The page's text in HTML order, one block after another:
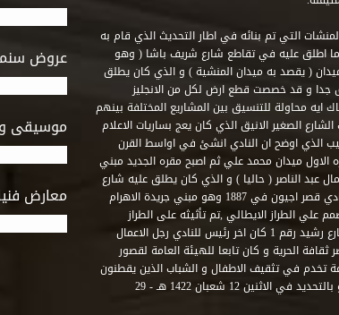
عروض
موسيقى
معارض
التي تم بنائه في اطار التحديث الذي قام به
اطلق عليه في تقاطع شارع شريف باشا ( وهو
( يقصد به ميدان المنشية ) و الذي كان يطلق
جدا و قد خصصت قطع ارض لكل من الانجليز
ايه محاولة للتنسيق بين المشاريع المختلفة بينهم
الصغير الانيق الذي كان يعج بساريات الاعلام
الذي اوضح ان النادي انشئ في اواسط القرن
في 15 فبراير 1888 م و كان مقره الاول ميدان محمد علي ثم اصبح مقره الجديد مبني
الناصر ( حاليا ) و الذي كان يطلق عليه شارع
رشيد – فؤاد الاول – ثم طريق الحرية. وقد بني امام النادي قصر اجيون في 1887 وهو مبني جريدة الاهرام
الطراز الايطالي ,تم تأثيثه على الطراز
الفرنسي نابوليون الثالث .هذا النادي يقع في نهاية شارع رشيد رقم 1 كان اخر رئيس للنادي رجل الاعمال
تم تحويله الي قصر ثقافة الحرية و كان تابعا للهيئة العامة لقصور
تخدم في تثقيف الاطفال و الشباب الذين يقطنون
هذه المنطقة من مدينة الاسكندرية . و في عام 2001 و بالتحديد في الاثنين 12 شعبان 1422 هـ - 29